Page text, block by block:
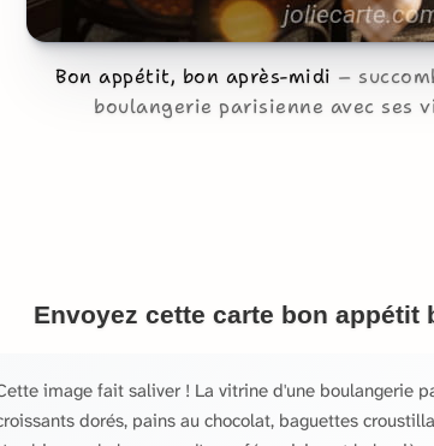
Bon appétit, bon après-midi
boulangerie parisienne avec ses
Envoyez cette carte bon appétit
image fait saliver ! La vitrine d'une boulangerie
dorés, pains au chocolat, baguettes